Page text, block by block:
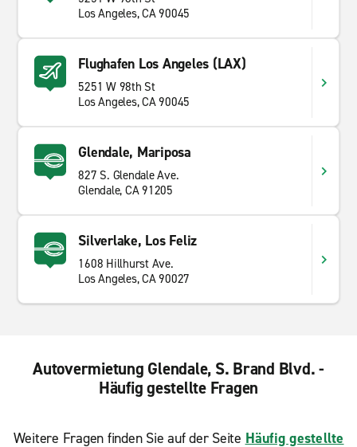
Los Angeles, CA 90045
Flughafen Los Angeles (LAX)
5251 W 98th St
Los Angeles, CA 90045
Glendale, Mariposa
827 S. Glendale Ave.
Glendale, CA 91205
Silverlake, Los Feliz
1608 Hillhurst Ave.
Los Angeles, CA 90027
Autovermietung Glendale, S. Brand Blvd. -
Häufig gestellte Fragen
Weitere Fragen finden Sie auf der Seite Häufig gestellte